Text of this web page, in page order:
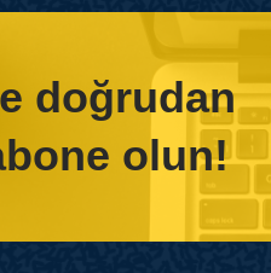
doğrudan
olun!